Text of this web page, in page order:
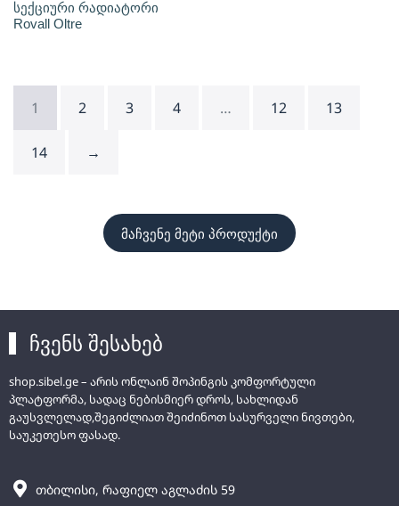
სექციური რადიატორი
Rovall Oltre
1 2 3 4 … 12 13
14 →
მაჩვენე მეტი პროდუქტი
ჩვენს შესახებ
shop.sibel.ge – არის ონლაინ შოპინგის კომფორტული
პლატფორმა, სადაც ნებისმიერ დროს, სახლიდან
გაუსვლელად,შეგიძლიათ შეიძინოთ სასურველი ნივთები,
საუკეთესო ფასად.
თბილისი, რაფიელ აგლაძის 59